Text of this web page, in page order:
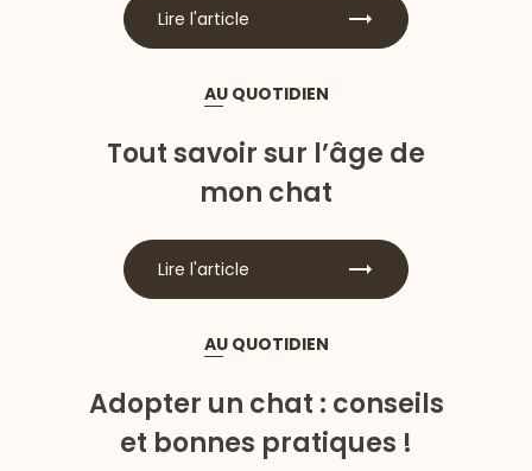
Lire l'article
AU QUOTIDIEN
Tout savoir sur l’âge de
mon chat
Lire l'article
AU QUOTIDIEN
Adopter un chat : conseils
et bonnes pratiques !